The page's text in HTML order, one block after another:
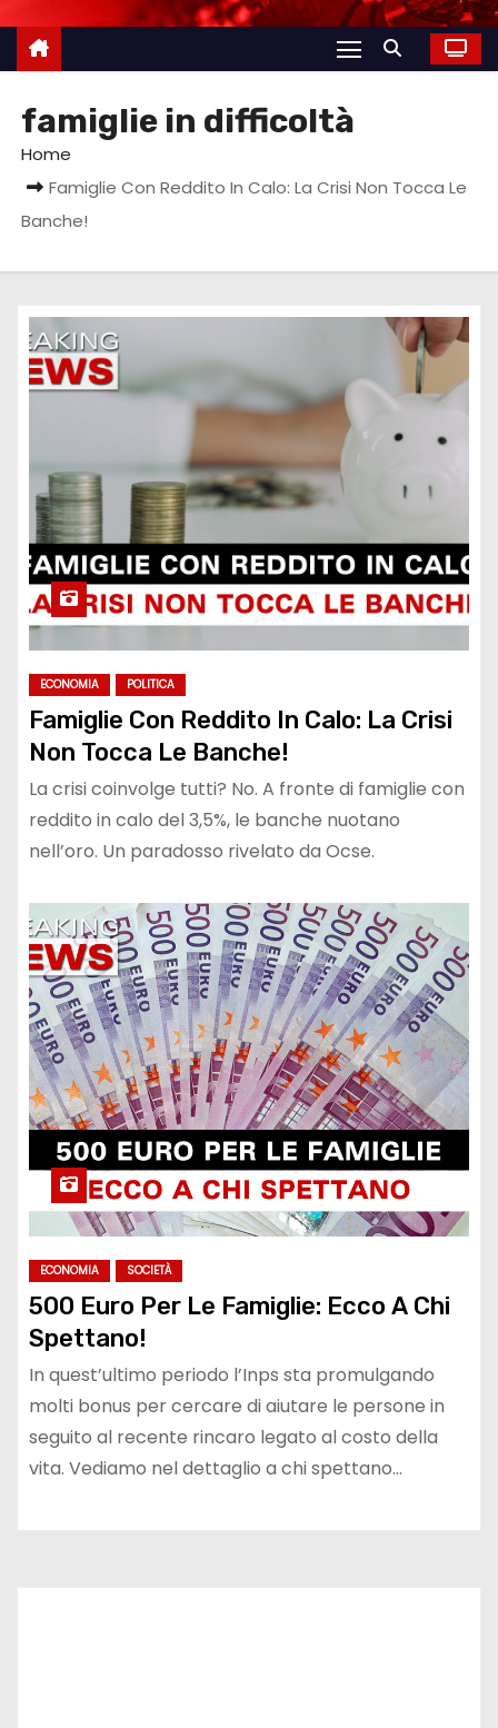
famiglie in difficoltà
Home
Famiglie Con Reddito In Calo: La Crisi Non Tocca Le
Banche!
ECONOMIA POLITICA
Famiglie Con Reddito In Calo: La Crisi
Non Tocca Le Banche!
La crisi coinvolge tutti? No. A fronte di famiglie con
reddito in calo del 3,5%, le banche nuotano
nell’oro. Un paradosso rivelato da Ocse.
ECONOMIA SOCIETÀ
500 Euro Per Le Famiglie: Ecco A Chi
Spettano!
In quest’ultimo periodo l’Inps sta promulgando
molti bonus per cercare di aiutare le persone in
seguito al recente rincaro legato al costo della
vita. Vediamo nel dettaglio a chi spettano…